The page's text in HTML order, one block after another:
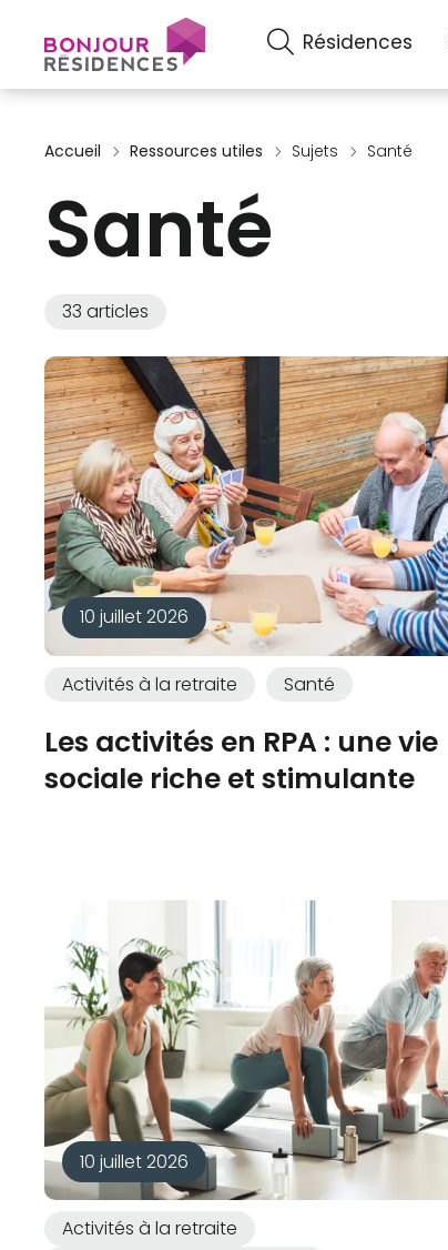
Résidences
Accueil Ressources utiles Sujets Santé
Santé
33 articles
10 juillet 2026
Activités à la retraite Santé
Les activités en RPA : une vie
sociale riche et stimulante
10 juillet 2026
Activités à la retraite